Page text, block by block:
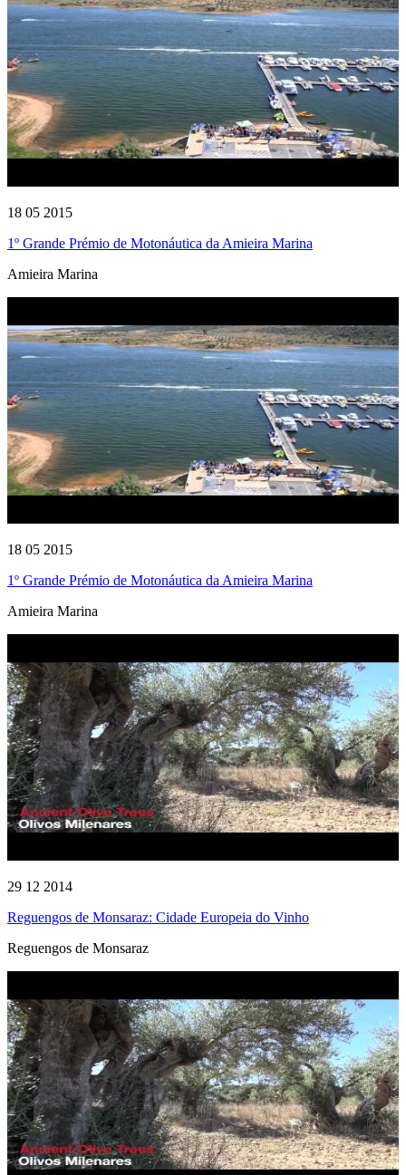
18 05 2015
1º Grande Prémio de Motonáutica da Amieira Marina
Amieira Marina
18 05 2015
1º Grande Prémio de Motonáutica da Amieira Marina
Amieira Marina
29 12 2014
Reguengos de Monsaraz: Cidade Europeia do Vinho
Reguengos de Monsaraz